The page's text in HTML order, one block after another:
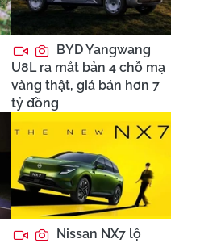
BYD Yangwang
U8L ra mắt bản 4 chỗ mạ
vàng thật, giá bán hơn 7
tỷ đồng
Nissan NX7 lộ